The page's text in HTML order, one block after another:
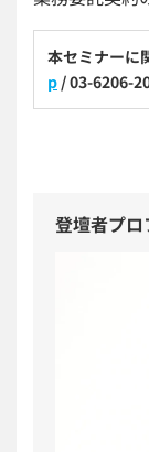
本セミナーに
p / 03-6206-
登壇者プ